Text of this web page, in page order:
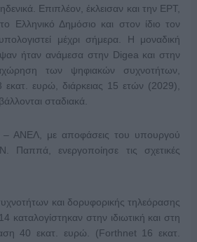
Επιπλέον, έκλεισαν και την ΕΡΤ,
Ελληνικό Δημόσιο και στον ίδιο τον
μέχρι σήμερα. Η μοναδική
ήταν ανάμεσα στην Digea και στην
των ψηφιακών συχνοτήτων,
ευρώ, διάρκειας 15 ετών (2029),
σταδιακά.
ΑΝΕΛ, με αποφάσεις του υπουργού
Παππά, ενεργοποίησε τις σχετικές
και δορυφορικής τηλεόρασης
καταλογίστηκαν στην ιδιωτική και στη
40 εκατ. ευρώ. (Forthnet 16 εκατ.